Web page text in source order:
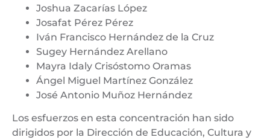
Joshua Zacarías López
Josafat Pérez Pérez
Iván Francisco Hernández de la Cruz
Sugey Hernández Arellano
Mayra Idaly Crisóstomo Oramas
Ángel Miguel Martínez González
José Antonio Muñoz Hernández
Los esfuerzos en esta concentración han sido
dirigidos por la Dirección de Educación, Cultura y